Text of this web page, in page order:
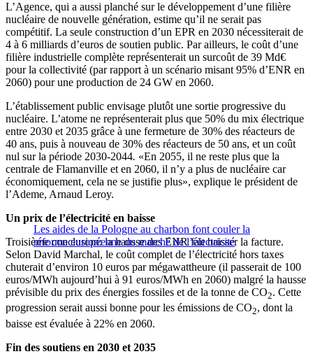
L’Agence, qui a aussi planché sur le développement d’une filière
nucléaire de nouvelle génération, estime qu’il ne serait pas
compétitif. La seule construction d’un EPR en 2030 nécessiterait de
4 à 6 milliards d’euros de soutien public. Par ailleurs, le coût d’une
filière industrielle complète représenterait un surcoût de 39 Md€
pour la collectivité (par rapport à un scénario misant 95% d’ENR en
2060) pour une production de 24 GW en 2060.
L’établissement public envisage plutôt une sortie progressive du
nucléaire. L’atome ne représenterait plus que 50% du mix électrique
entre 2030 et 2035 grâce à une fermeture de 30% des réacteurs de
40 ans, puis à nouveau de 30% des réacteurs de 50 ans, et un coût
nul sur la période 2030-2044. «En 2055, il ne reste plus que la
centrale de Flamanville et en 2060, il n’y a plus de nucléaire car
économiquement, cela ne se justifie plus», explique le président de
l’Ademe, Arnaud Leroy.
Les aides de la Pologne au charbon font couler la
réforme européenne du marché de l’électricité
Un prix de l’électricité en baisse
Troisième conclusion: la hausse des ENR fait baisser la facture.
Selon David Marchal, le coût complet de l’électricité hors taxes
chuterait d’environ 10 euros par mégawattheure (il passerait de 100
euros/MWh aujourd’hui à 91 euros/MWh en 2060) malgré la hausse
prévisible du prix des énergies fossiles et de la tonne de CO2. Cette
progression serait aussi bonne pour les émissions de CO2, dont la
baisse est évaluée à 22% en 2060.
Fin des soutiens en 2030 et 2035